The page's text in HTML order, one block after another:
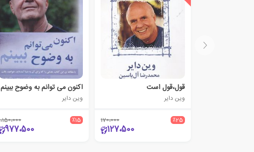
قول،قول است
وین دایر
٪25 170،000
127،500
اکنون می توانم به وضوح ببینم
وین دایر
٪15
977،500